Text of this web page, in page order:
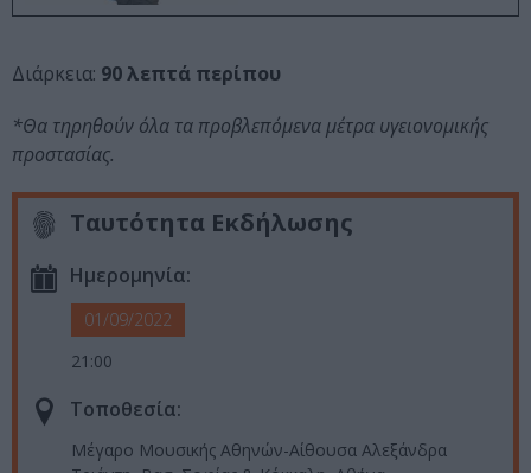
Διάρκεια: 90 λεπτά περίπου
*Θα τηρηθούν όλα τα προβλεπόμενα μέτρα υγειονομικής
προστασίας.
Ταυτότητα Εκδήλωσης
Ημερομηνία:
01/09/2022
21:00
Τοποθεσία:
Μέγαρο Μουσικής Αθηνών-Αίθουσα Αλεξάνδρα